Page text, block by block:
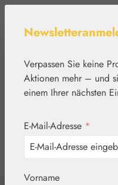
Verpassen Sie keine
Aktionen mehr – und
einem Ihrer nächsten
E-Mail-Adresse *
Vorname